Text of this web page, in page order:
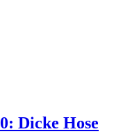
Dicke Hose